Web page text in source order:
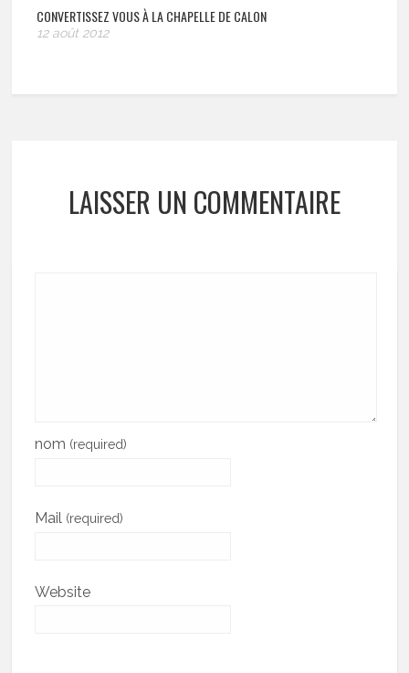
CONVERTISSEZ VOUS À LA CHAPELLE DE CALON
12 août 2012
LAISSER UN COMMENTAIRE
nom (required)
Mail (required)
Website